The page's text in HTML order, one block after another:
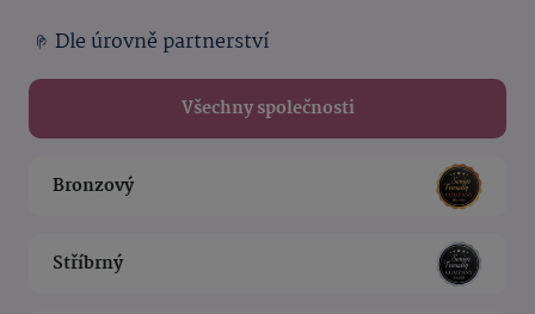
Dle úrovně partnerství
Všechny společnosti
Bronzový
Stříbrný